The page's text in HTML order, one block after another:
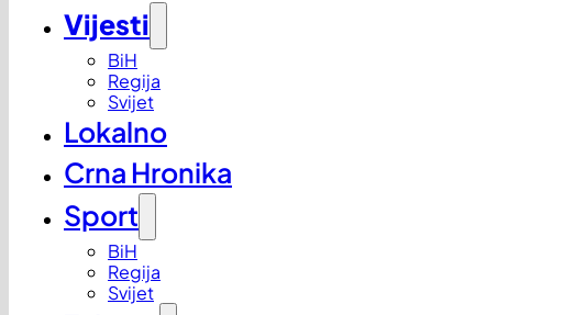
Vijesti
BiH
Regija
Svijet
Lokalno
Crna Hronika
Sport
BiH
Regija
Svijet